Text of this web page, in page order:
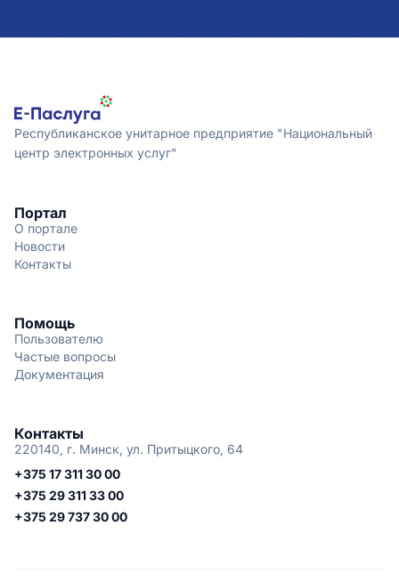
Республиканское унитарное предприятие "Национальный
центр электронных услуг"
Портал
О портале
Новости
Контакты
Помощь
Пользователю
Частые вопросы
Документация
Контакты
220140, г. Минск, ул. Притыцкого, 64
+375 17 311 30 00
+375 29 311 33 00
+375 29 737 30 00